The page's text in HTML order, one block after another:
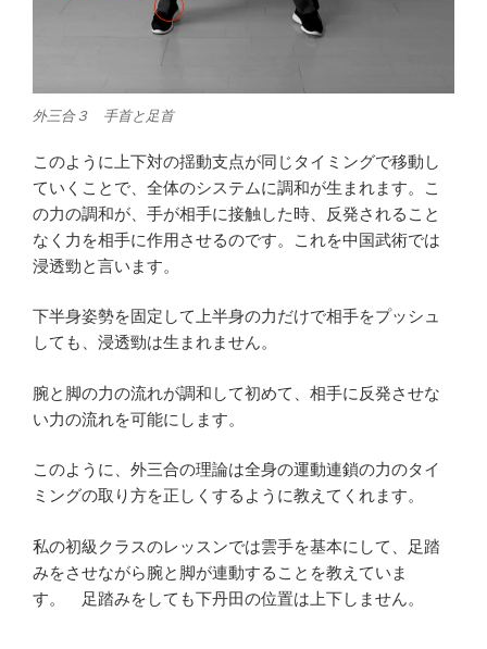
外三合３ 手首と足首
このように上下対の揺動支点が同じタイミングで移動し
ていくことで、全体のシステムに調和が生まれます。こ
の力の調和が、手が相手に接触した時、反発されること
なく力を相手に作用させるのです。これを中国武術では
浸透勁と言います。
下半身姿勢を固定して上半身の力だけで相手をプッシュ
しても、浸透勁は生まれません。
腕と脚の力の流れが調和して初めて、相手に反発させな
い力の流れを可能にします。
このように、外三合の理論は全身の運動連鎖の力のタイ
ミングの取り方を正しくするように教えてくれます。
私の初級クラスのレッスンでは雲手を基本にして、足踏
みをさせながら腕と脚が連動することを教えていま
す。 足踏みをしても下丹田の位置は上下しません。